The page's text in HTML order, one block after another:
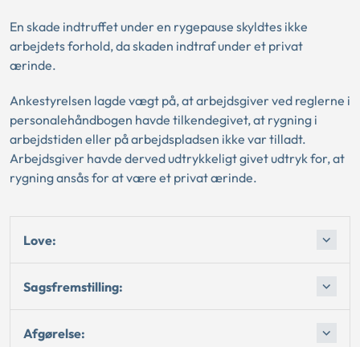
En skade indtruffet under en rygepause skyldtes ikke
arbejdets forhold, da skaden indtraf under et privat
ærinde.
Ankestyrelsen lagde vægt på, at arbejdsgiver ved reglerne i
personalehåndbogen havde tilkendegivet, at rygning i
arbejdstiden eller på arbejdspladsen ikke var tilladt.
Arbejdsgiver havde derved udtrykkeligt givet udtryk for, at
rygning ansås for at være et privat ærinde.
Love:
Sagsfremstilling:
Afgørelse: